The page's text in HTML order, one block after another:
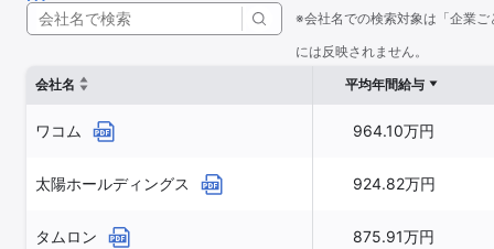
※会社名での検索対象は「企業
には反映されません。
会社名
平均年間給与
ワコム 964.10万円
太陽ホールディングス 924.82万円
タムロン 875.91万円